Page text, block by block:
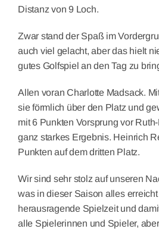
Distanz von 9 Loch.
Zwar stand der Spaß im
auch viel gelacht, aber das hielt
gutes Golfspiel an den Tag zu
Allen voran Charlotte Madsack.
sie förmlich über den Platz und
mit 6 Punkten Vorsprung vor
ganz starkes Ergebnis. Heinrich
Punkten auf dem dritten Platz.
Wir sind sehr stolz auf unseren
was in dieser Saison alles
herausragende Spielzeit und
alle Spielerinnen und Spieler,